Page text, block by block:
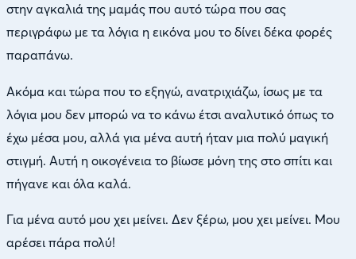
στην αγκαλιά της μαμάς που αυτό τώρα που σας
περιγράφω με τα λόγια η εικόνα μου το δίνει δέκα φορές
παραπάνω.
Ακόμα και τώρα που το εξηγώ, ανατριχιάζω, ίσως με τα
λόγια μου δεν μπορώ να το κάνω έτσι αναλυτικό όπως το
έχω μέσα μου, αλλά για μένα αυτή ήταν μια πολύ μαγική
στιγμή. Αυτή η οικογένεια το βίωσε μόνη της στο σπίτι και
πήγανε και όλα καλά.
Για μένα αυτό μου χει μείνει. Δεν ξέρω, μου χει μείνει. Μου
αρέσει πάρα πολύ!